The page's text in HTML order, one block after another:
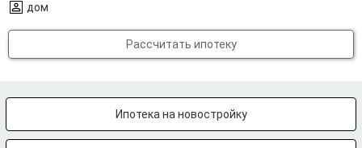
дом
Рассчитать ипотеку
Ипотека на новостройку